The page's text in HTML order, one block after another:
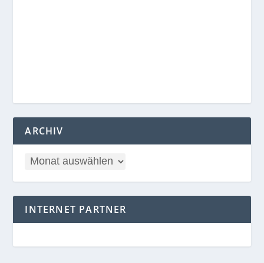
ARCHIV
INTERNET PARTNER